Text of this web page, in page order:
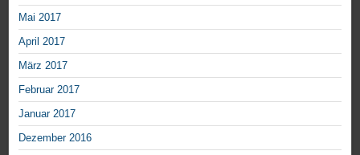
Mai 2017
April 2017
März 2017
Februar 2017
Januar 2017
Dezember 2016